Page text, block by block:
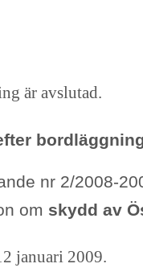
är avslutad.
nr 2/2008-
om skydd av
januari 2009.